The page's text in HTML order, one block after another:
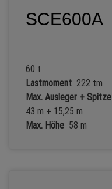
SCE600A
60 t
Lastmoment 222 tm
Max. Ausleger + Spitze
43 m + 15,25 m
Max. Höhe 58 m